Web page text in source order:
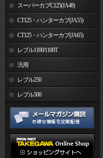
スーパーカブC125(JA48)
CT125・ハンターカブ(JA55)
CT125・ハンターカブ(JA65)
レブル1100/1100T
汎用
レブル250
レブル500